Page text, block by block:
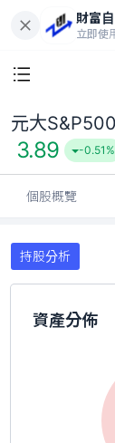
財富
立即使
元大
3.89 -0.51%
個股概覽
持股分析
資產分佈